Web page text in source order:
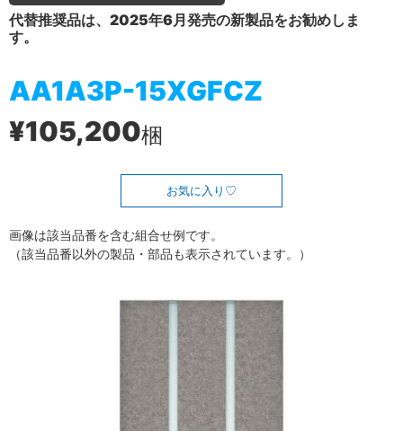
代替推奨品は、2025年6月発売の新製品をお勧めしま
す。
AA1A3P-15XGFCZ
¥105,200梱
お気に入り
画像は該当品番を含む組合せ例です。
（該当品番以外の製品・部品も表示されています。）